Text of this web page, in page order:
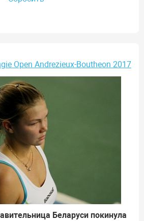
Open Andrezieux-Boutheon 2017
Беларуси покинула